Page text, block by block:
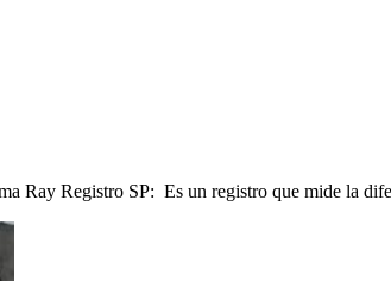
Ray Registro SP: Es un registro que mide la